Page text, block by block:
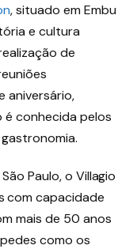
, situado em Embu
e cultura
de
aniversário,
é conhecida pelos
Paulo, o Villagio
com capacidade
mais de 50 anos
como os